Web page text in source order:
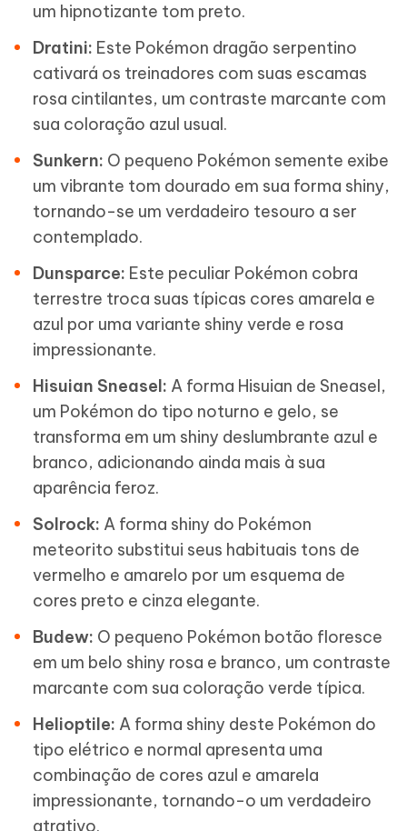
um hipnotizante tom preto.
Dratini: Este Pokémon dragão serpentino
cativará os treinadores com suas escamas
rosa cintilantes, um contraste marcante com
sua coloração azul usual.
Sunkern: O pequeno Pokémon semente exibe
um vibrante tom dourado em sua forma shiny,
tornando-se um verdadeiro tesouro a ser
contemplado.
Dunsparce: Este peculiar Pokémon cobra
terrestre troca suas típicas cores amarela e
azul por uma variante shiny verde e rosa
impressionante.
Hisuian Sneasel: A forma Hisuian de Sneasel,
um Pokémon do tipo noturno e gelo, se
transforma em um shiny deslumbrante azul e
branco, adicionando ainda mais à sua
aparência feroz.
Solrock: A forma shiny do Pokémon
meteorito substitui seus habituais tons de
vermelho e amarelo por um esquema de
cores preto e cinza elegante.
Budew: O pequeno Pokémon botão floresce
em um belo shiny rosa e branco, um contraste
marcante com sua coloração verde típica.
Helioptile: A forma shiny deste Pokémon do
tipo elétrico e normal apresenta uma
combinação de cores azul e amarela
impressionante, tornando-o um verdadeiro
atrativo.